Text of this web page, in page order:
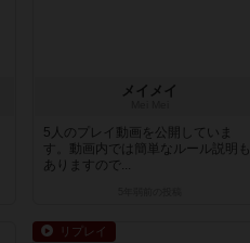
メイメイ
5人のプレイ動画を公開していま
す。動画内では簡単なルール説明も
ありますので...
リプレイ